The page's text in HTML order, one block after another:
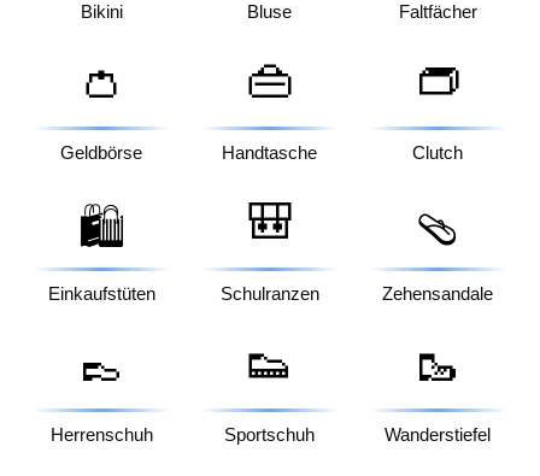
Bikini Bluse Faltfächer
👛
Geldbörse
👜
Handtasche
👝
Clutch
🛍️
Einkaufstüten
🎒
Schulranzen
🩴
Zehensandale
👞
Herrenschuh
👟
Sportschuh
🥾
Wanderstiefel